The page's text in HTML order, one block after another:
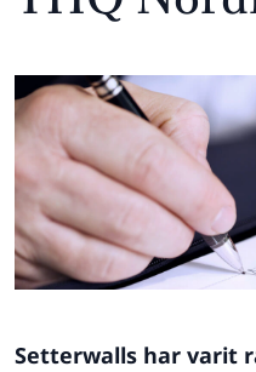
Setterwalls har varit